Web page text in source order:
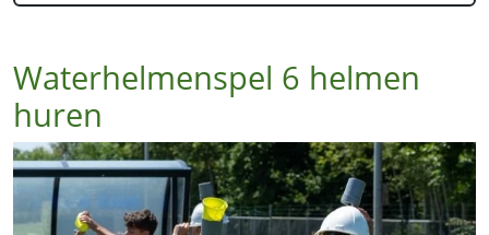
Waterhelmenspel 6 helmen
huren